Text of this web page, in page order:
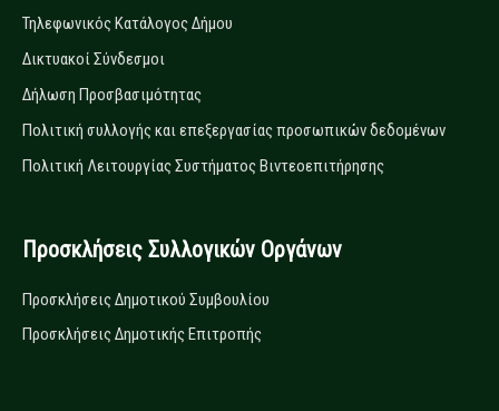
Τηλεφωνικός Κατάλογος Δήμου
Δικτυακοί Σύνδεσμοι
Δήλωση Προσβασιμότητας
Πολιτική συλλογής και επεξεργασίας προσωπικών δεδομένων
Πολιτική Λειτουργίας Συστήματος Βιντεοεπιτήρησης
Προσκλήσεις Συλλογικών Οργάνων
Προσκλήσεις Δημοτικού Συμβουλίου
Προσκλήσεις Δημοτικής Επιτροπής